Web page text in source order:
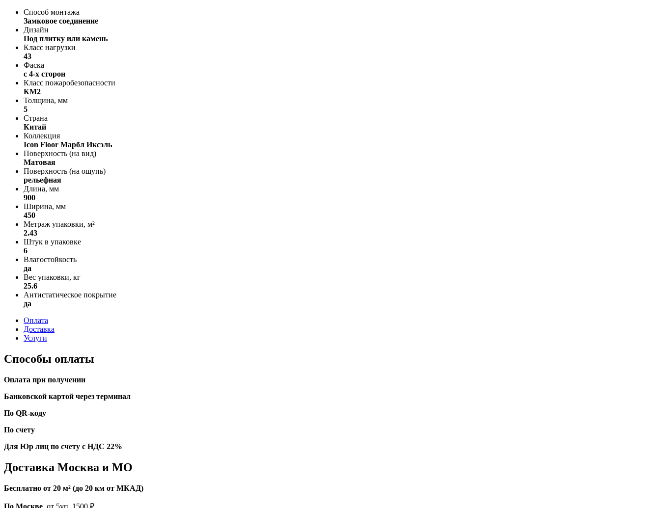
Способ монтажа
Замковое соединение
Дизайн
Под плитку или камень
Класс нагрузки
43
Фаска
с 4-х сторон
Класс пожаробезопасности
КМ2
Толщина, мм
5
Страна
Китай
Коллекция
Icon Floor Марбл Иксэль
Поверхность (на вид)
Матовая
Поверхность (на ощупь)
рельефная
Длина, мм
900
Ширина, мм
450
Метраж упаковки, м²
2.43
Штук в упаковке
6
Влагостойкость
да
Вес упаковки, кг
25.6
Антистатическое покрытие
да
Оплата
Доставка
Услуги
Способы оплаты
Оплата при получении
Банковской картой через терминал
По QR-коду
По счету
Для Юр лиц по счету с НДС 22%
Доставка Москва и МО
Бесплатно от 20 м² (до 20 км от МКАД)
По Москве , от 5уп. 1500 ₽